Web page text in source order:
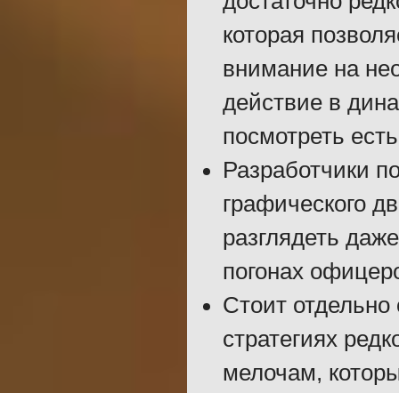
которая
внимание на
действие в
посмотреть
Разработчики
графического
разглядеть
погонах
Стоит отдельно
стратегиях
мелочам,